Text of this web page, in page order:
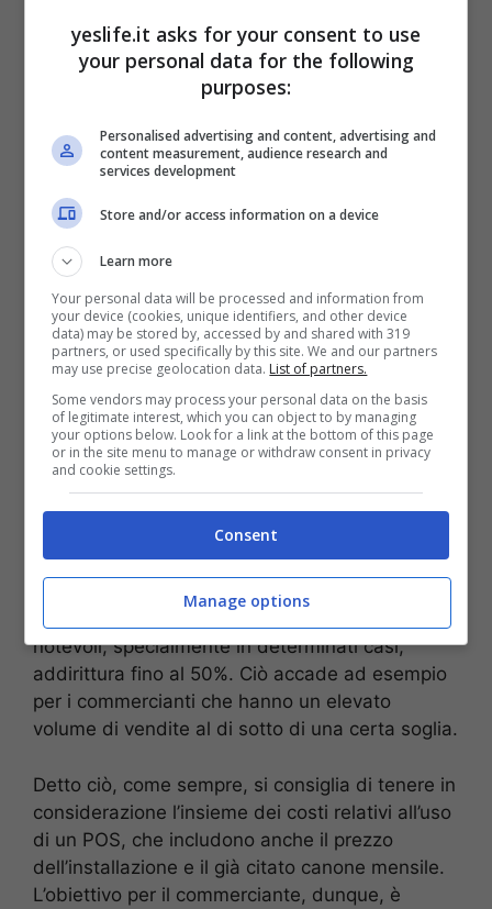
Il POS senza
commissioni conviene
davvero?
Premesso che la convenienza di un POS
dipende sempre dal contratto e dalla sua
adattabilità alle esigenze specifiche di
un’attività commerciale, la risposta è sì. Il
risparmio può infatti raggiungere dei livelli
notevoli, specialmente in determinati casi,
addirittura fino al 50%. Ciò accade ad esempio
per i commercianti che hanno un elevato
volume di vendite al di sotto di una certa soglia.
Detto ciò, come sempre, si consiglia di tenere in
considerazione l’insieme dei costi relativi all’uso
di un POS, che includono anche il prezzo
dell’installazione e il già citato canone mensile.
L’obiettivo per il commerciante, dunque, è
yeslife.it asks for your consent to use
your personal data for the following
purposes:
Personalised advertising and content, advertising and
content measurement, audience research and
services development
Store and/or access information on a device
Learn more
Your personal data will be processed and information from
your device (cookies, unique identifiers, and other device
data) may be stored by, accessed by and shared with 319
partners, or used specifically by this site. We and our partners
may use precise geolocation data. List of partners.
Some vendors may process your personal data on the basis
of legitimate interest, which you can object to by managing
your options below. Look for a link at the bottom of this page
or in the site menu to manage or withdraw consent in privacy
and cookie settings.
Consent
Manage options